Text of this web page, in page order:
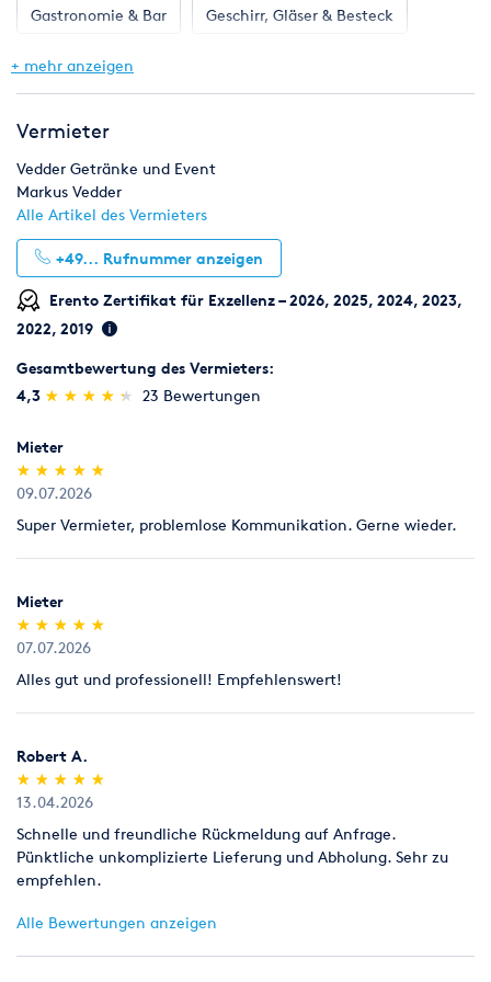
speziellen Fällen von den allgemeinen Mietbedingungen
Bestellungen
Eingehende Bestellungen werden im Rahmen unserer üblichen
üblichen Geschäftszeit, werden zusätzliche Kosten berechnet.
Von uns nicht zu vertretende Lieferschwierigkeiten,
berechtigen den Abnehmer nicht vom Vertrag zurückzutreten
oder Regressansprüche geltend zu machen.
Mietpreise
Der Mietpreis eines Artikels wird auf Grund der jüngsten
Preisliste exkl. MwSt. festgelegt und gilt für einen
Benutzungstag. Für den zweiten Benutzungstag berechnen wir
berechnet. Die Mindestauftragsgröße beträgt EUR 50,00.
Kaution
Wir berechnen eine Kautionssumme in Höhe von 25% des
Gesamtmietpreises. Bei korrekter Rückgabe des Mietobjekts
Zahlungsweise
Der Gesamtmietbetrag wird durch den Mieter ohne Vorbehalt
Gastronomie & Bar Geschirr, Gläser & Besteck
Klima & Heizen
Zelte & Zeltsysteme
+ mehr anzeigen
Vermieter
Vedder Getränke und Event
Markus Vedder
Alle Artikel des Vermieters
+49... Rufnummer anzeigen
Erento Zertifikat für Exzellenz – 2026, 2025, 2024, 2023,
2022, 2019
Gesamtbewertung des Vermieters:
4,3 (*)
★
★
(*) ★
★
(*) ★
★
(*) ★
★
(*) ★
★ 23 Bewertungen
Mieter
(*)
★
★
(*) ★
★
(*) ★
★
(*) ★
★
(*) ★
★
09.07.2026
Super Vermieter, problemlose Kommunikation. Gerne wieder.
Mieter
(*)
★
★
(*) ★
★
(*) ★
★
(*) ★
★
(*) ★
★
07.07.2026
Alles gut und professionell! Empfehlenswert!
Robert A.
(*)
★
★
(*) ★
★
(*) ★
★
(*) ★
★
(*) ★
★
13.04.2026
Schnelle und freundliche Rückmeldung auf Anfrage.
Pünktliche unkomplizierte Lieferung und Abholung. Sehr zu
empfehlen.
Alle Bewertungen anzeigen